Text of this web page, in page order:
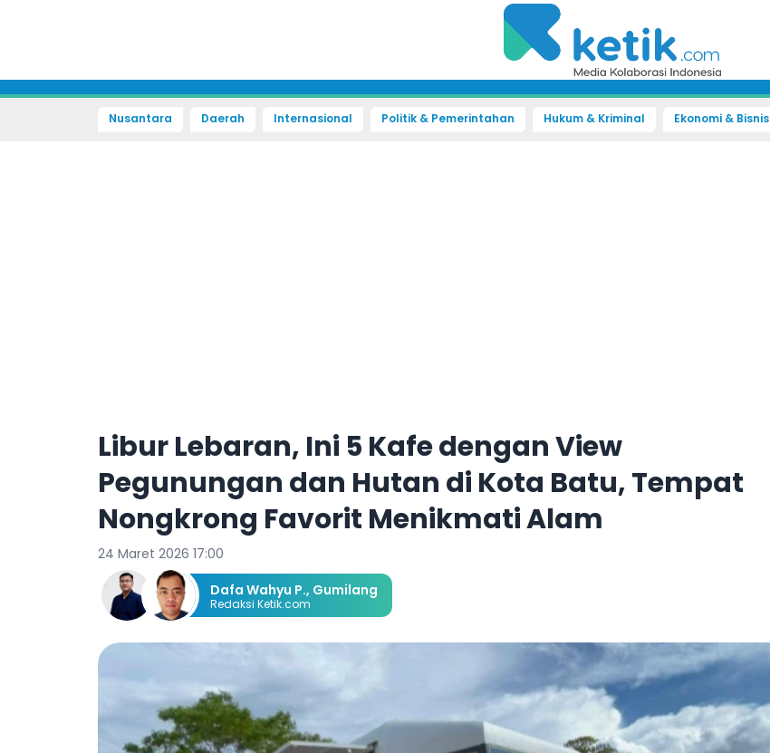
Nusantara Daerah Internasional Politik & Pemerintahan Hukum & Kriminal Ekonomi & Bisnis
Libur Lebaran, Ini 5 Kafe dengan View
Pegunungan dan Hutan di Kota Batu, Tempat
Nongkrong Favorit Menikmati Alam
24 Maret 2026 17:00
Dafa Wahyu P., Gumilang
Redaksi Ketik.com